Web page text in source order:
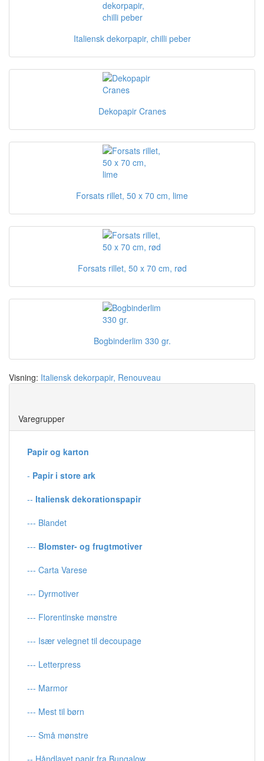
Italiensk dekorpapir, chilli peber
Dekopapir Cranes
Forsats rillet, 50 x 70 cm, lime
Forsats rillet, 50 x 70 cm, rød
Bogbinderlim 330 gr.
Visning: Italiensk dekorpapir, Renouveau
Varegrupper
Papir og karton
- Papir i store ark
-- Italiensk dekorationspapir
--- Blandet
--- Blomster- og frugtmotiver
--- Carta Varese
--- Dyrmotiver
--- Florentinske mønstre
--- Især velegnet til decoupage
--- Letterpress
--- Marmor
--- Mest til børn
--- Små mønstre
-- Håndlavet papir fra Bungalow